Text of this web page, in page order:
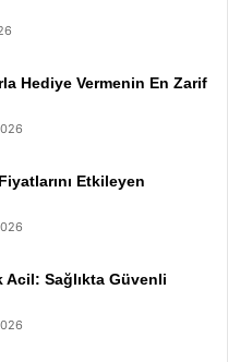
Hediye Vermenin En Zarif
Etkileyen
Sağlıkta Güvenli